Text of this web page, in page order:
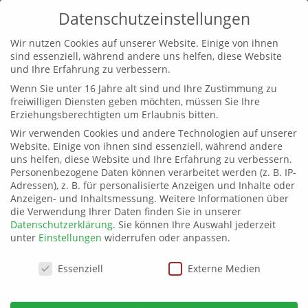
Landesparteitag 28.02.2028 in Ingolstadt
Datenschutzeinstellungen
Wir nutzen Cookies auf unserer Website. Einige von ihnen
sind essenziell, während andere uns helfen, diese Website
und Ihre Erfahrung zu verbessern.
Wenn Sie unter 16 Jahre alt sind und Ihre Zustimmung zu
freiwilligen Diensten geben möchten, müssen Sie Ihre
Erziehungsberechtigten um Erlaubnis bitten.
Wir verwenden Cookies und andere Technologien auf unserer
Website. Einige von ihnen sind essenziell, während andere
uns helfen, diese Website und Ihre Erfahrung zu verbessern.
Personenbezogene Daten können verarbeitet werden (z. B. IP-
Adressen), z. B. für personalisierte Anzeigen und Inhalte oder
Anzeigen- und Inhaltsmessung. Weitere Informationen über
die Verwendung Ihrer Daten finden Sie in unserer
Datenschutzerklärung. Sie können Ihre Auswahl jederzeit
unter Einstellungen widerrufen oder anpassen.
Datenschutzeinstellungen
Essenziell Externe Medien